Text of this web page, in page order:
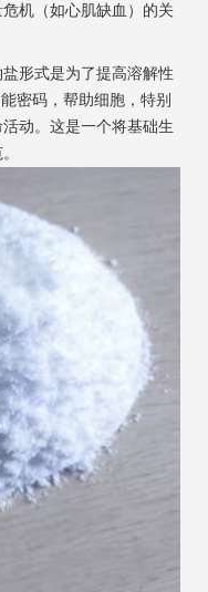
机（如心肌缺血）的关
形式是为了提高溶解性
密码，帮助细胞，特别
动。这是一个将基础生